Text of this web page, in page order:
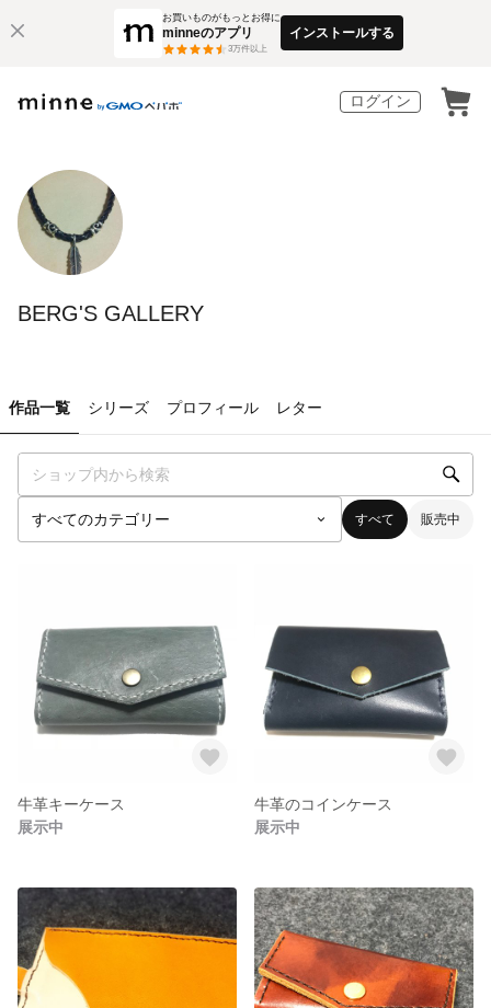
お買いものがもっとお得に
minneのアプリ
3万件以上
インストールする
ログイン
BERG'S GALLERY
作品一覧 シリーズ プロフィール レター
すべて 販売中
牛革キーケース
展示中
牛革のコインケース
展示中